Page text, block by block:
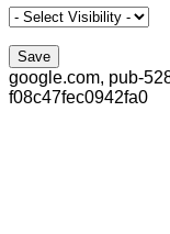
google.com, pub-
f08c47fec0942fa0